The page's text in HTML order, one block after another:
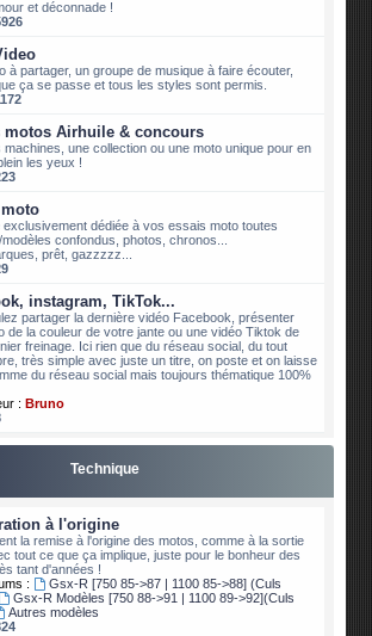
et déconnade !
à partager, un groupe de musique à faire écouter,
ça se passe et tous les styles sont permis.
motos Airhuile & concours
machines, une collection ou une moto unique pour en
les yeux !
exclusivement dédiée à vos essais moto toutes
confondus, photos, chronos...
prêt, gazzzzz...
instagram, TikTok...
partager la dernière vidéo Facebook, présenter
de la couleur de votre jante ou une vidéo Tiktok de
freinage. Ici rien que du réseau social, du tout
très simple avec juste un titre, on poste et on laisse
du réseau social mais toujours thématique 100%
: Bruno
Technique
à l'origine
la remise à l'origine des motos, comme à la sortie
tout ce que ça implique, juste pour le bonheur des
tant d'années !
:
Gsx-R [750 85->87 | 1100 85->88] (Culs
Gsx-R Modèles [750 88->91 | 1100 89->92](Culs
Autres modèles